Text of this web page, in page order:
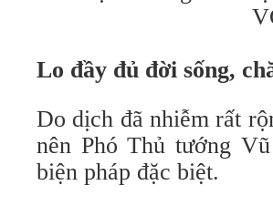
Lo đầy đủ đời sống,
Do dịch đã nhiễm rất
nên Phó Thủ tướng
biện pháp đặc biệt.